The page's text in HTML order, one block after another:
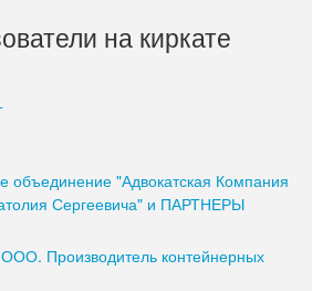
на киркате
объединение "Адвокатская Компания
Сергеевича" и ПАРТНЕРЫ
ООО. Производитель контейнерных